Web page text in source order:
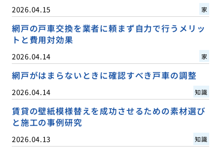
2026.04.15 家
網戸の戸車交換を業者に頼まず自力で行うメリッ
トと費用対効果
2026.04.14 家
網戸がはまらないときに確認すべき戸車の調整
2026.04.14 知識
賃貸の壁紙模様替えを成功させるための素材選び
と施工の事例研究
2026.04.13 知識